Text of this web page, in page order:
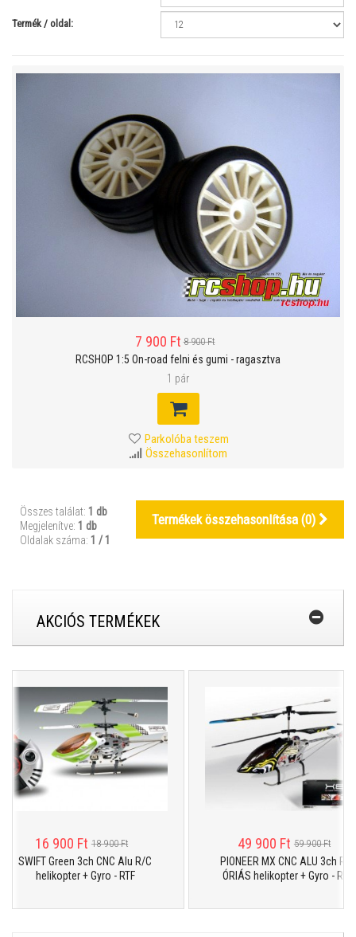
Termék / oldal:
7 900 Ft 8 900 Ft
RCSHOP 1:5 On-road felni és gumi - ragasztva
1 pár
Parkolóba teszem
Összehasonlítom
Összes találat: 1 db
Megjelenítve: 1 db
Oldalak száma: 1 / 1
Termékek összehasonlítása (0)
AKCIÓS TERMÉKEK
16 900 Ft 18 900 Ft
SWIFT Green 3ch CNC Alu R/C
helikopter + Gyro - RTF
49 900 Ft 59 900 Ft
PIONEER MX CNC ALU 3ch R/C
ÓRIÁS helikopter + Gyro - RTF